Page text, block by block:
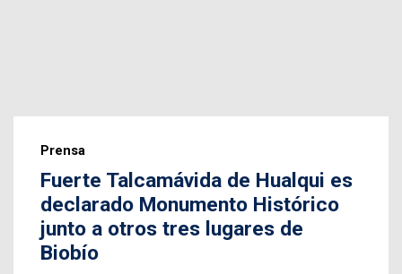
Prensa
Fuerte Talcamávida de Hualqui es
declarado Monumento Histórico
junto a otros tres lugares de
Biobío